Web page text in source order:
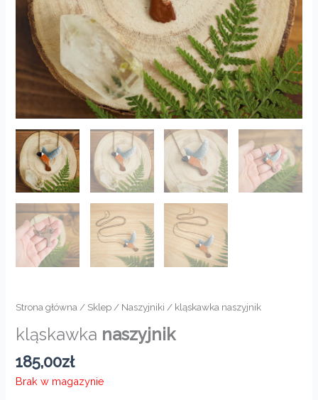
Strona główna / Sklep / Naszyjniki / kląskawka naszyjnik
kląskawka naszyjnik
185,00zł
Brak w magazynie